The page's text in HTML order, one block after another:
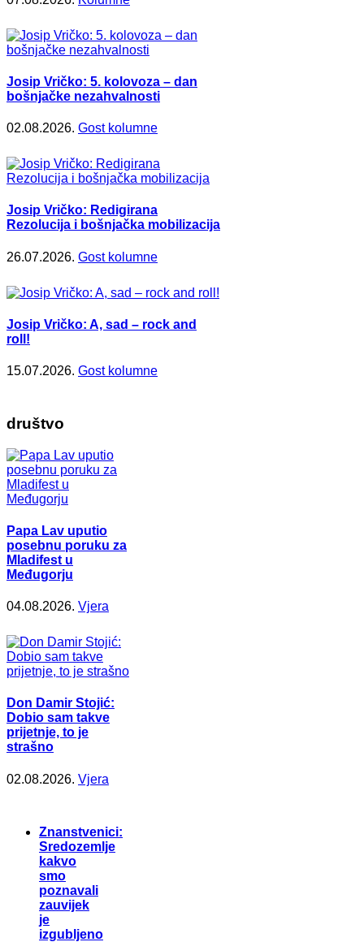
Josip Vričko: 5. kolovoza – dan
bošnjačke nezahvalnosti
02.08.2026. Gost kolumne
Josip Vričko: Redigirana
Rezolucija i bošnjačka mobilizacija
26.07.2026. Gost kolumne
Josip Vričko: A, sad – rock and
roll!
15.07.2026. Gost kolumne
društvo
Papa Lav uputio
posebnu poruku za
Mladifest u
Međugorju
04.08.2026. Vjera
Don Damir Stojić:
Dobio sam takve
prijetnje, to je
strašno
02.08.2026. Vjera
Znanstvenici:
Sredozemlje
kakvo
smo
poznavali
zauvijek
je
izgubljeno